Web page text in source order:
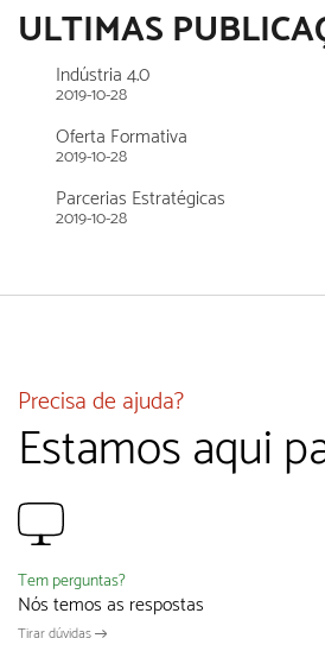
ULTIMAS
Indústria 4.0
2019-10-28
Oferta Formativa
2019-10-28
Parcerias Estratégicas
2019-10-28
Precisa de ajuda?
Estamos aqui
Tem perguntas?
Nós temos as respostas
Tirar dúvidas